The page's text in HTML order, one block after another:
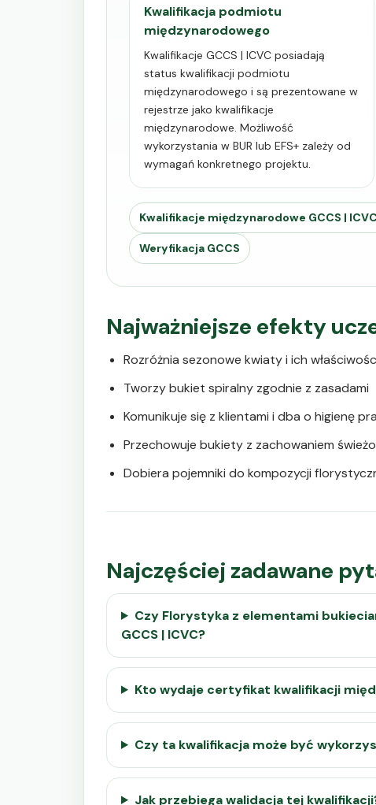
Kwalifikacja podmiotu
międzynarodowego
Kwalifikacje GCCS | ICVC posiadają
status kwalifikacji podmiotu
międzynarodowego i są prezentowane w
rejestrze jako kwalifikacje
międzynarodowe. Możliwość
wykorzystania w BUR lub EFS+ zależy od
wymagań konkretnego projektu.
Kwalifikacje międzynarodowe GCCS |
Weryfikacja GCCS
Najważniejsze efekty
Rozróżnia sezonowe kwiaty i ich
Tworzy bukiet spiralny zgodnie z zasadami
Komunikuje się z klientami i dba o higienę
Przechowuje bukiety z zachowaniem
Dobiera pojemniki do kompozycji
Najczęściej zadawane
Czy Florystyka z elementami
GCCS | ICVC?
Kto wydaje certyfikat kwalifikacji
Czy ta kwalifikacja może być
Jak przebiega walidacja tej